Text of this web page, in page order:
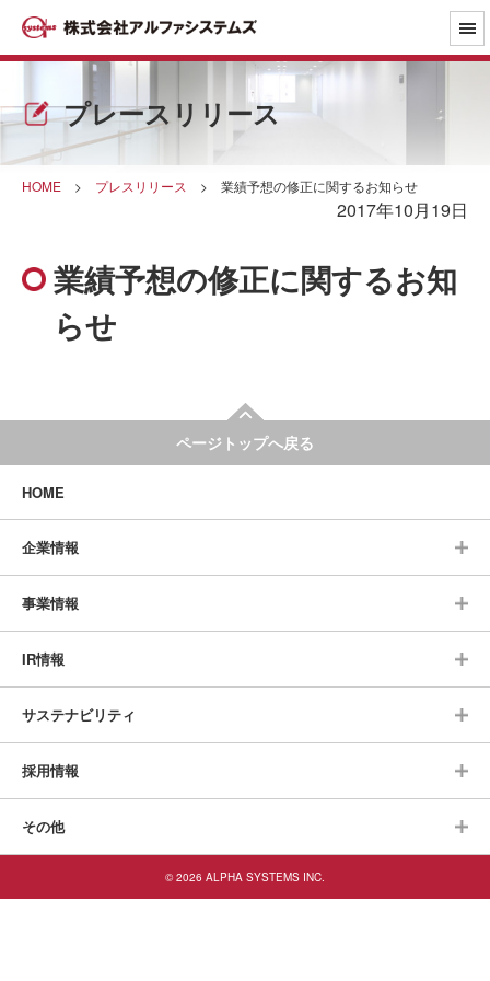
プレースリリース
HOME > プレスリリース > 業績予想の修正に関するお知らせ
2017年10月19日
業績予想の修正に関するお知
らせ
ページトップへ戻る
HOME
企業情報
事業情報
IR情報
サステナビリティ
採用情報
その他
© 2026 ALPHA SYSTEMS INC.